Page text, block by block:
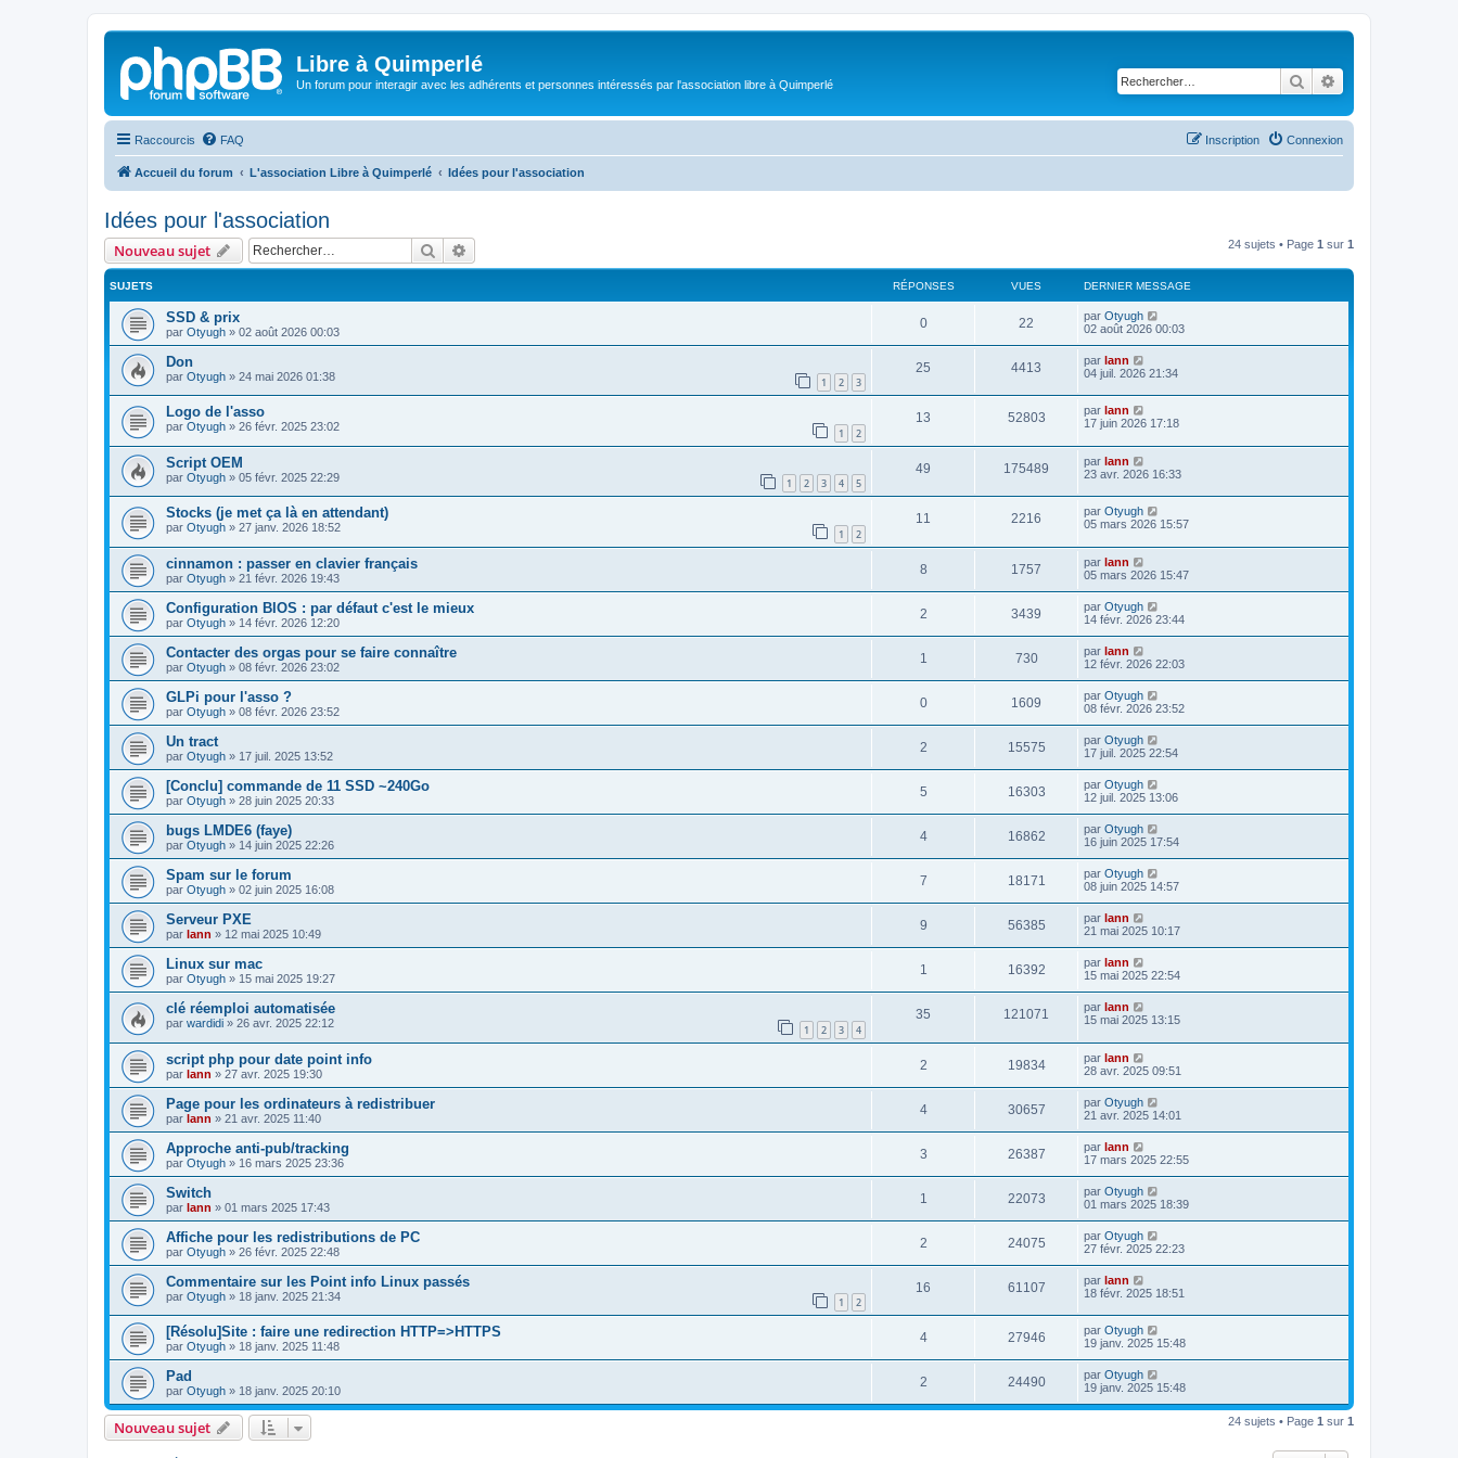
Libre à Quimperlé
Un forum pour interagir avec les adhérents et personnes intéressés par l'association libre à Quimperlé Rechercher
Raccourcis FAQ Connexion
Inscription
Accueil du forum L'association Libre à Quimperlé Idées pour l'association
Idées pour l'association
Nouveau sujet Rechercher 24 sujets • Page 1 sur 1
SUJETS RÉPONSES VUES DERNIER MESSAGE
SSD & prix
par Otyugh » 02 août 2026 00:03
0 22 par Otyugh
02 août 2026 00:03
Don
par Otyugh » 24 mai 2026 01:38 1 2 3
25 4413 par lann
04 juil. 2026 21:34
Logo de l'asso
par Otyugh » 26 févr. 2025 23:02 1 2
13 52803 par lann
17 juin 2026 17:18
Script OEM
par Otyugh » 05 févr. 2025 22:29 1 2 3 4 5
49 175489 par lann
23 avr. 2026 16:33
Stocks (je met ça là en attendant)
par Otyugh » 27 janv. 2026 18:52 1 2
11 2216 par Otyugh
05 mars 2026 15:57
cinnamon : passer en clavier français
par Otyugh » 21 févr. 2026 19:43
8 1757 par lann
05 mars 2026 15:47
Configuration BIOS : par défaut c'est le mieux
par Otyugh » 14 févr. 2026 12:20
2 3439 par Otyugh
14 févr. 2026 23:44
Contacter des orgas pour se faire connaître
par Otyugh » 08 févr. 2026 23:02
1 730 par lann
12 févr. 2026 22:03
GLPi pour l'asso ?
par Otyugh » 08 févr. 2026 23:52
0 1609 par Otyugh
08 févr. 2026 23:52
Un tract
par Otyugh » 17 juil. 2025 13:52
2 15575 par Otyugh
17 juil. 2025 22:54
[Conclu] commande de 11 SSD ~240Go
par Otyugh » 28 juin 2025 20:33
5 16303 par Otyugh
12 juil. 2025 13:06
bugs LMDE6 (faye)
par Otyugh » 14 juin 2025 22:26
4 16862 par Otyugh
16 juin 2025 17:54
Spam sur le forum
par Otyugh » 02 juin 2025 16:08
7 18171 par Otyugh
08 juin 2025 14:57
Serveur PXE
par lann » 12 mai 2025 10:49
9 56385 par lann
21 mai 2025 10:17
Linux sur mac
par Otyugh » 15 mai 2025 19:27
1 16392 par lann
15 mai 2025 22:54
clé réemploi automatisée
par wardidi » 26 avr. 2025 22:12 1 2 3 4
35 121071 par lann
15 mai 2025 13:15
script php pour date point info
par lann » 27 avr. 2025 19:30
2 19834 par lann
28 avr. 2025 09:51
Page pour les ordinateurs à redistribuer
par lann » 21 avr. 2025 11:40
4 30657 par Otyugh
21 avr. 2025 14:01
Approche anti-pub/tracking
par Otyugh » 16 mars 2025 23:36
3 26387 par lann
17 mars 2025 22:55
Switch
par lann » 01 mars 2025 17:43
1 22073 par Otyugh
01 mars 2025 18:39
Affiche pour les redistributions de PC
par Otyugh » 26 févr. 2025 22:48
2 24075 par Otyugh
27 févr. 2025 22:23
Commentaire sur les Point info Linux passés
par Otyugh » 18 janv. 2025 21:34 1 2
16 61107 par lann
18 févr. 2025 18:51
[Résolu]Site : faire une redirection HTTP=>HTTPS
par Otyugh » 18 janv. 2025 11:48
4 27946 par Otyugh
19 janv. 2025 15:48
Pad
par Otyugh » 18 janv. 2025 20:10
2 24490 par Otyugh
19 janv. 2025 15:48
Nouveau sujet 24 sujets • Page 1 sur 1